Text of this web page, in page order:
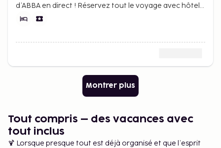
d’ABBA en direct ! Réservez tout le voyage avec hôtel
et billets chez Sembo au meilleur prix.
Montrer plus
Tout compris – des vacances avec
tout inclus
🍹 Lorsque presque tout est déjà organisé et que l’esprit